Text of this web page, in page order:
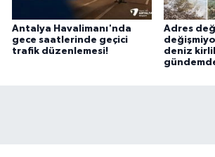
Antalya Havalimanı'nda
gece saatlerinde geçici
trafik düzenlemesi!
Adres
deniz